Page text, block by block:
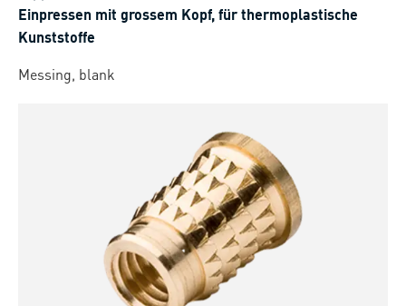
Einpressen mit grossem Kopf, für thermoplastische
Kunststoffe
Messing, blank